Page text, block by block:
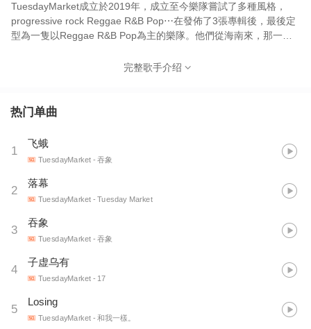
TuesdayMarket成立於2019年，成立至今樂隊嘗試了多種風格，
progressive rock Reggae R&B Pop⋯在發佈了3張專輯後，最後定
型為一隻以Reggae R&B Pop為主的樂隊。他們從海南來，那一片
Reggae，性感的R&B和激進的Rock。
完整歌手介绍
热门单曲
1
飞蛾
TuesdayMarket - 吞象
2
落幕
TuesdayMarket - Tuesday Market
3
吞象
TuesdayMarket - 吞象
4
子虚乌有
TuesdayMarket - 17
5
Losing
TuesdayMarket - 和我一樣。